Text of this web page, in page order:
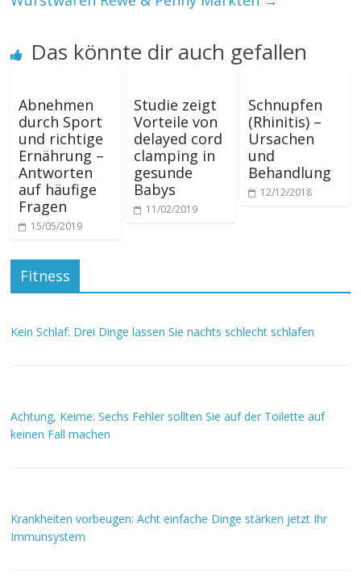
Das könnte dir auch gefallen
Abnehmen
durch Sport
und richtige
Ernährung –
Antworten
auf häufige
Fragen
15/05/2019
Studie zeigt
Vorteile von
delayed cord
clamping in
gesunde
Babys
11/02/2019
Schnupfen
(Rhinitis) –
Ursachen
und
Behandlung
12/12/2018
Fitness
Kein Schlaf: Drei Dinge lassen Sie nachts schlecht schlafen
Achtung, Keime: Sechs Fehler sollten Sie auf der Toilette auf
keinen Fall machen
Krankheiten vorbeugen: Acht einfache Dinge stärken jetzt Ihr
Immunsystem